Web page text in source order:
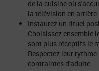
de la cuisine où
la télévision en arrière-
Instaurez un rituel
Choisissez ensemble
sont plus réceptifs le
Respectez leur
contraintes d'adulte.